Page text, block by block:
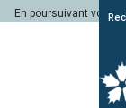
En poursuivant votre